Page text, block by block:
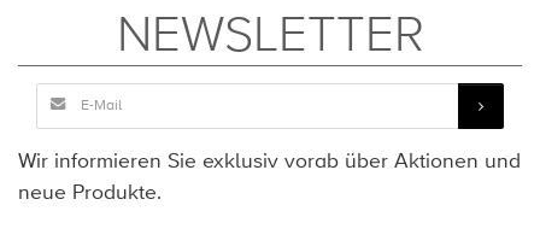
NEWSLETTER
Wir informieren Sie exklusiv vorab über Aktionen und
neue Produkte.